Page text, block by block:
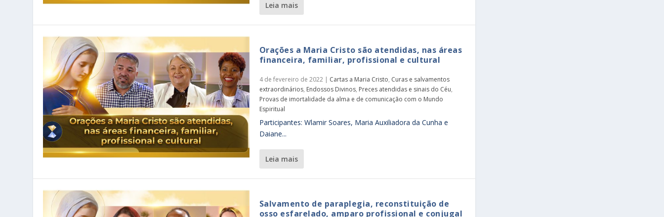
leia mais
Orações a Maria Cristo são atendidas, nas áreas
financeira, familiar, profissional e cultural
4 de fevereiro de 2022| Cartas a Maria Cristo, Curas e salvamentos
extraordinários, Endossos Divinos, Preces atendidas e sinais do Céu,
Provas de imortalidade da alma e de comunicação com o Mundo
Espiritual
Participantes: Wlamir Soares, Maria Auxiliadora da Cunha e
Daiane...
leia mais
Salvamento de paraplegia, reconstituição de
osso esfarelado, amparo profissional e conjugal